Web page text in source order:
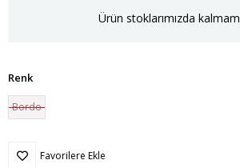
Ürün stoklarımızda
Renk
Bordo
Favorilere Ekle